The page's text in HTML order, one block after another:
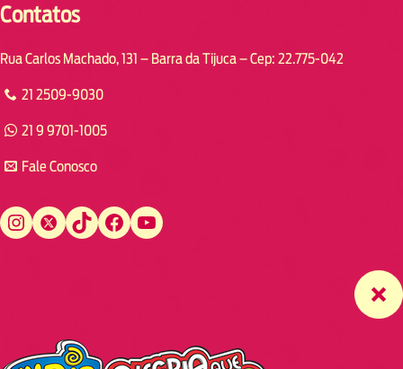
Contatos
Rua Carlos Machado, 131 – Barra da Tijuca – Cep: 22.775-042
21 2509-9030
21 9 9701-1005
Fale Conosco
Instagram Twitter TikTok Facebook YouTube